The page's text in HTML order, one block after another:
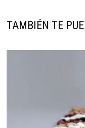
TAMBIÉN TE